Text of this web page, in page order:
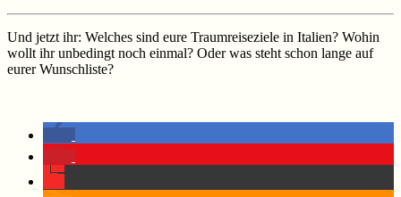
Und jetzt ihr: Welches sind eure Traumreiseziele in Italien? Wohin
wollt ihr unbedingt noch einmal? Oder was steht schon lange auf
eurer Wunschliste?